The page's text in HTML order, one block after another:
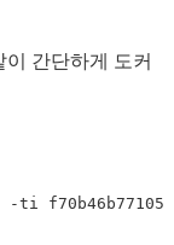
간단하게 도커
-ti